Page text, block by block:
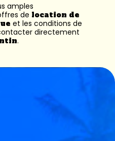
amples
de location de
et les conditions de
directement
.